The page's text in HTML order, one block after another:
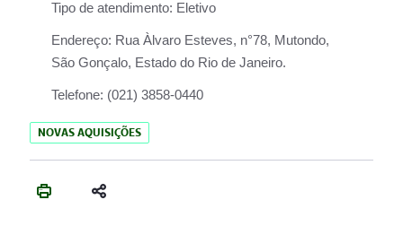
Tipo de atendimento: Eletivo
Endereço: Rua Àlvaro Esteves, n°78, Mutondo,
São Gonçalo, Estado do Rio de Janeiro.
Telefone: (021) 3858-0440
NOVAS AQUISIÇÕES